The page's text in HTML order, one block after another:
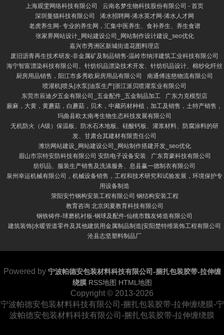
上海观雯网络科技有限公司
云南名梦生物科技股份有限公司 - 首页
深圳曼猫科技有限公司
浠水招聘网-浠水英才网-浠水人才网
老虎养生网- 专业的养生网，汇集中医养生、食补养生、养生食谱
张家界网站设计_网站建设公司_网站制作设计建设_seo优化
嘉兴市秀洲区新城街道花图料理店
废旧沥青再生技术研发-非金属矿及制品销售-温岭市纳洋建筑工业科技有限公司
海宁智富漂染科技有限公司、针纺织品漂染技术开发、针纺织品设计、棉纱化纤丝
厨房用品销售，阳江市多秀欧厨房用品有限公司
南通傅连慈物流有限公司
喷灌机|喷头|水泵|油泵生产|浙江派贝喷灌泵业有限公司
东莞市辰迪夕五金有限公司_五金配件_五金制品加工
广东力克模型店
蕨麻，大黄，黄蘑菇，白蘑菇，贝木，中藏药材种植，加工及销售，土特产销售，
玛曲县欧太南考生物生态科技发展有限公司
无机防火（A级）保温板、防水石木地板、硅酸钙板、灌浆材料、防腐涂料的研
发、甘肃合其建材有限责任公司
潍坊网站建设_网站建设公司_网站制作搭建开发_seo优化
眉山市宗特安防科技有限公司 安防电子设备安装
广东育豪科技有限公司
纺织品、服装生产销售及洗涤服务、息县赢一德制衣有限公司
泉州幸运机械有限公司，机械设备销售，工程和技术研究和试验发展，环境保护专
用设备制造
荥阳安竹钢构安装工程有限公司 钢结构安装工程
教育咨询 北京闵夏教育科技有限公司
钢铁铸件-球磨机衬板-钢球及配件-仙桃市魏友铸造有限公司
建筑装饰|水暖管道零件及其他建筑用金属制品制造|安阳楚特维装饰工程有限公司
沧县志坚塑料制品厂
Powered by 宁波帕德安包装材料科技有限公司-捆扎包装胶带-拉伸缠
绕膜 RSS地图 HTML地图
Copyright © 2013-2026
宁波帕德安包装材料科技有限公司-捆扎包装胶带-拉伸缠绕膜-宁
波帕德安包装材料科技有限公司-捆扎包装胶带-拉伸缠绕膜